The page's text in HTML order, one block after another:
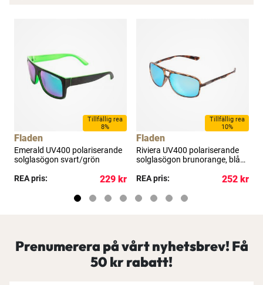
Tillfällig rea
8%
Fladen
Emerald UV400 polariserande
solglasögon svart/grön
REA pris:
229 kr
Tillfällig rea
10%
Fladen
Riviera UV400 polariserande
solglasögon brunorange, blå
REA pris:
252 kr
Prenumerera på vårt nyhetsbrev! Få
50 kr rabatt!